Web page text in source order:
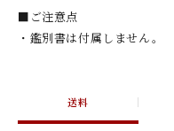
■ご注意点
・鑑別書は付属しません。
送料